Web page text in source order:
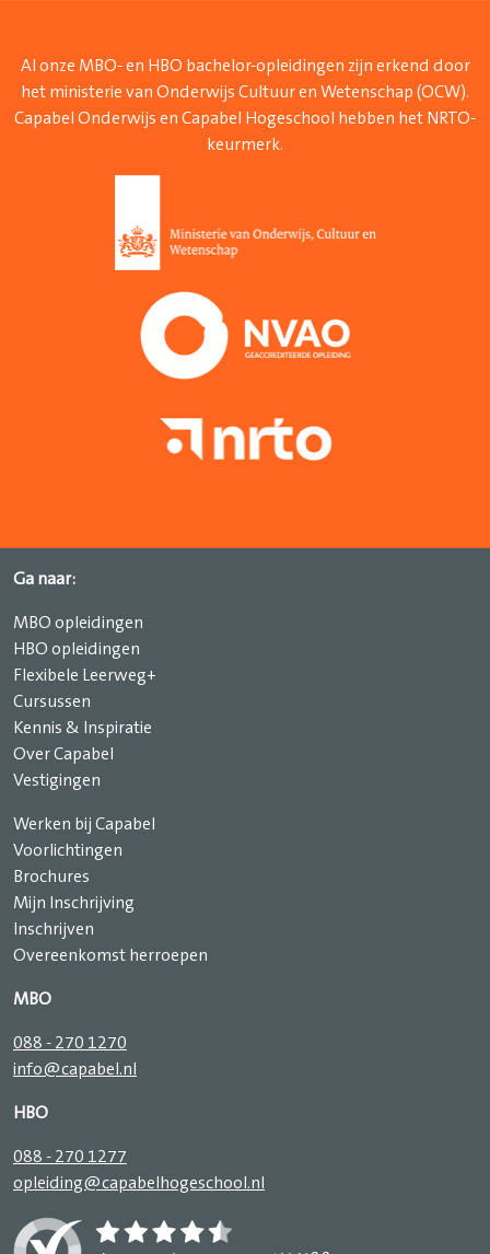
Al onze MBO- en HBO bachelor-opleidingen zijn erkend door
het ministerie van Onderwijs Cultuur en Wetenschap (OCW).
Capabel Onderwijs en Capabel Hogeschool hebben het NRTO-
keurmerk.
Ga naar:
MBO opleidingen
HBO opleidingen
Flexibele Leerweg+
Cursussen
Kennis & Inspiratie
Over Capabel
Vestigingen
Werken bij Capabel
Voorlichtingen
Brochures
Mijn Inschrijving
Inschrijven
Overeenkomst herroepen
MBO
088 - 270 1270
info@capabel.nl
HBO
088 - 270 1277
opleiding@capabelhogeschool.nl